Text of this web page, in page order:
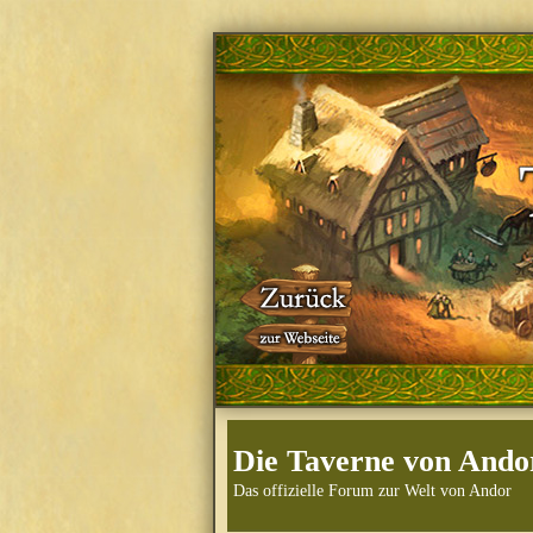
Die Taverne von
Das offizielle Forum zur Welt von Andor